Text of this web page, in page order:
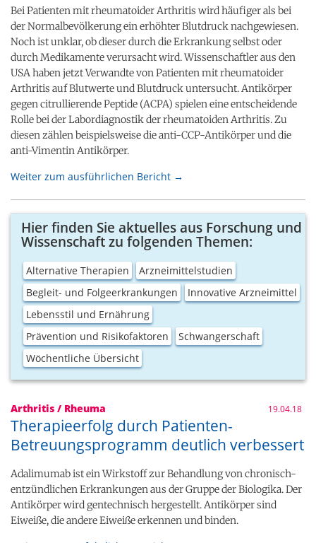
Bei Patienten mit rheumatoider Arthritis wird häufiger als bei
der Normalbevölkerung ein erhöhter Blutdruck nachgewiesen.
Noch ist unklar, ob dieser durch die Erkrankung selbst oder
durch Medikamente verursacht wird. Wissenschaftler aus den
USA haben jetzt Verwandte von Patienten mit rheumatoider
Arthritis auf Blutwerte und Blutdruck untersucht. Antikörper
gegen citrullierende Peptide (ACPA) spielen eine entscheidende
Rolle bei der Labordiagnostik der rheumatoiden Arthritis. Zu
diesen zählen beispielsweise die anti-CCP-Antikörper und die
anti-Vimentin Antikörper.
Weiter zum ausführlichen Bericht →
Hier finden Sie aktuelles aus Forschung und
Wissenschaft zu folgenden Themen:
Alternative Therapien
Arzneimittelstudien
Begleit- und Folgeerkrankungen
Innovative Arzneimittel
Lebensstil und Ernährung
Prävention und Risikofaktoren
Schwangerschaft
Wöchentliche Übersicht
Arthritis / Rheuma 19.04.18
Therapieerfolg durch Patienten-
Betreuungsprogramm deutlich verbessert
Adalimumab ist ein Wirkstoff zur Behandlung von chronisch-
entzündlichen Erkrankungen aus der Gruppe der Biologika. Der
Antikörper wird gentechnisch hergestellt. Antikörper sind
Eiweiße, die andere Eiweiße erkennen und binden.